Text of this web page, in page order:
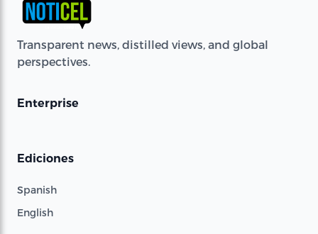
Transparent news, distilled views, and global
perspectives.
Enterprise
Ediciones
Spanish
English